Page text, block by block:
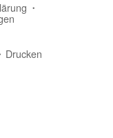
Drucken